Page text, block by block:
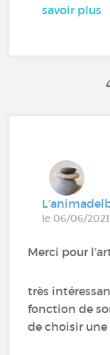
savoir plus
le 06/06/2021
Merci pour
très
fonction de
de choisir